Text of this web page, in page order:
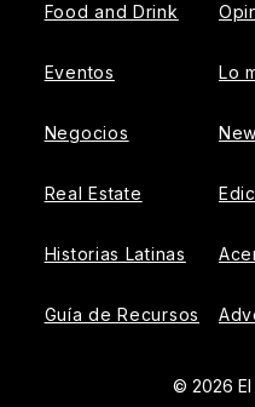
Food and Drink
Eventos
Negocios
Real Estate
Historias Latinas
Guía de Recursos
Lo
© 2026 El